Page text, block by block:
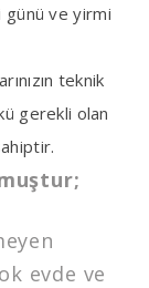
günü ve yirmi
teknik
gerekli olan
evde ve